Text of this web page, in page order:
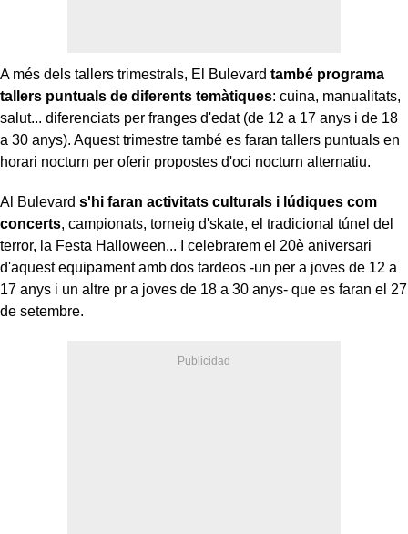
A més dels tallers trimestrals, El Bulevard també programa
tallers puntuals de diferents temàtiques: cuina, manualitats,
salut... diferenciats per franges d'edat (de 12 a 17 anys i de 18
a 30 anys). Aquest trimestre també es faran tallers puntuals en
horari nocturn per oferir propostes d'oci nocturn alternatiu.
Al Bulevard s'hi faran activitats culturals i lúdiques com
concerts, campionats, torneig d'skate, el tradicional túnel del
terror, la Festa Halloween... I celebrarem el 20è aniversari
d'aquest equipament amb dos tardeos -un per a joves de 12 a
17 anys i un altre pr a joves de 18 a 30 anys- que es faran el 27
de setembre.